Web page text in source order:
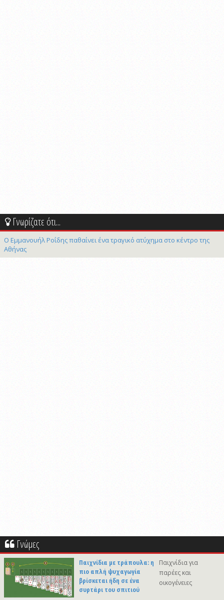
Γνωρίζατε ότι...
Ο Εμμανουήλ Ροΐδης παθαίνει ένα τραγικό ατύχημα στο κέντρο της
Αθήνας
Γνώμες
Παιχνίδια με τράπουλα: η
πιο απλή ψυχαγωγία
βρίσκεται ήδη σε ένα
συρτάρι του σπιτιού
Παιχνίδια για
παρέες και
οικογένειες